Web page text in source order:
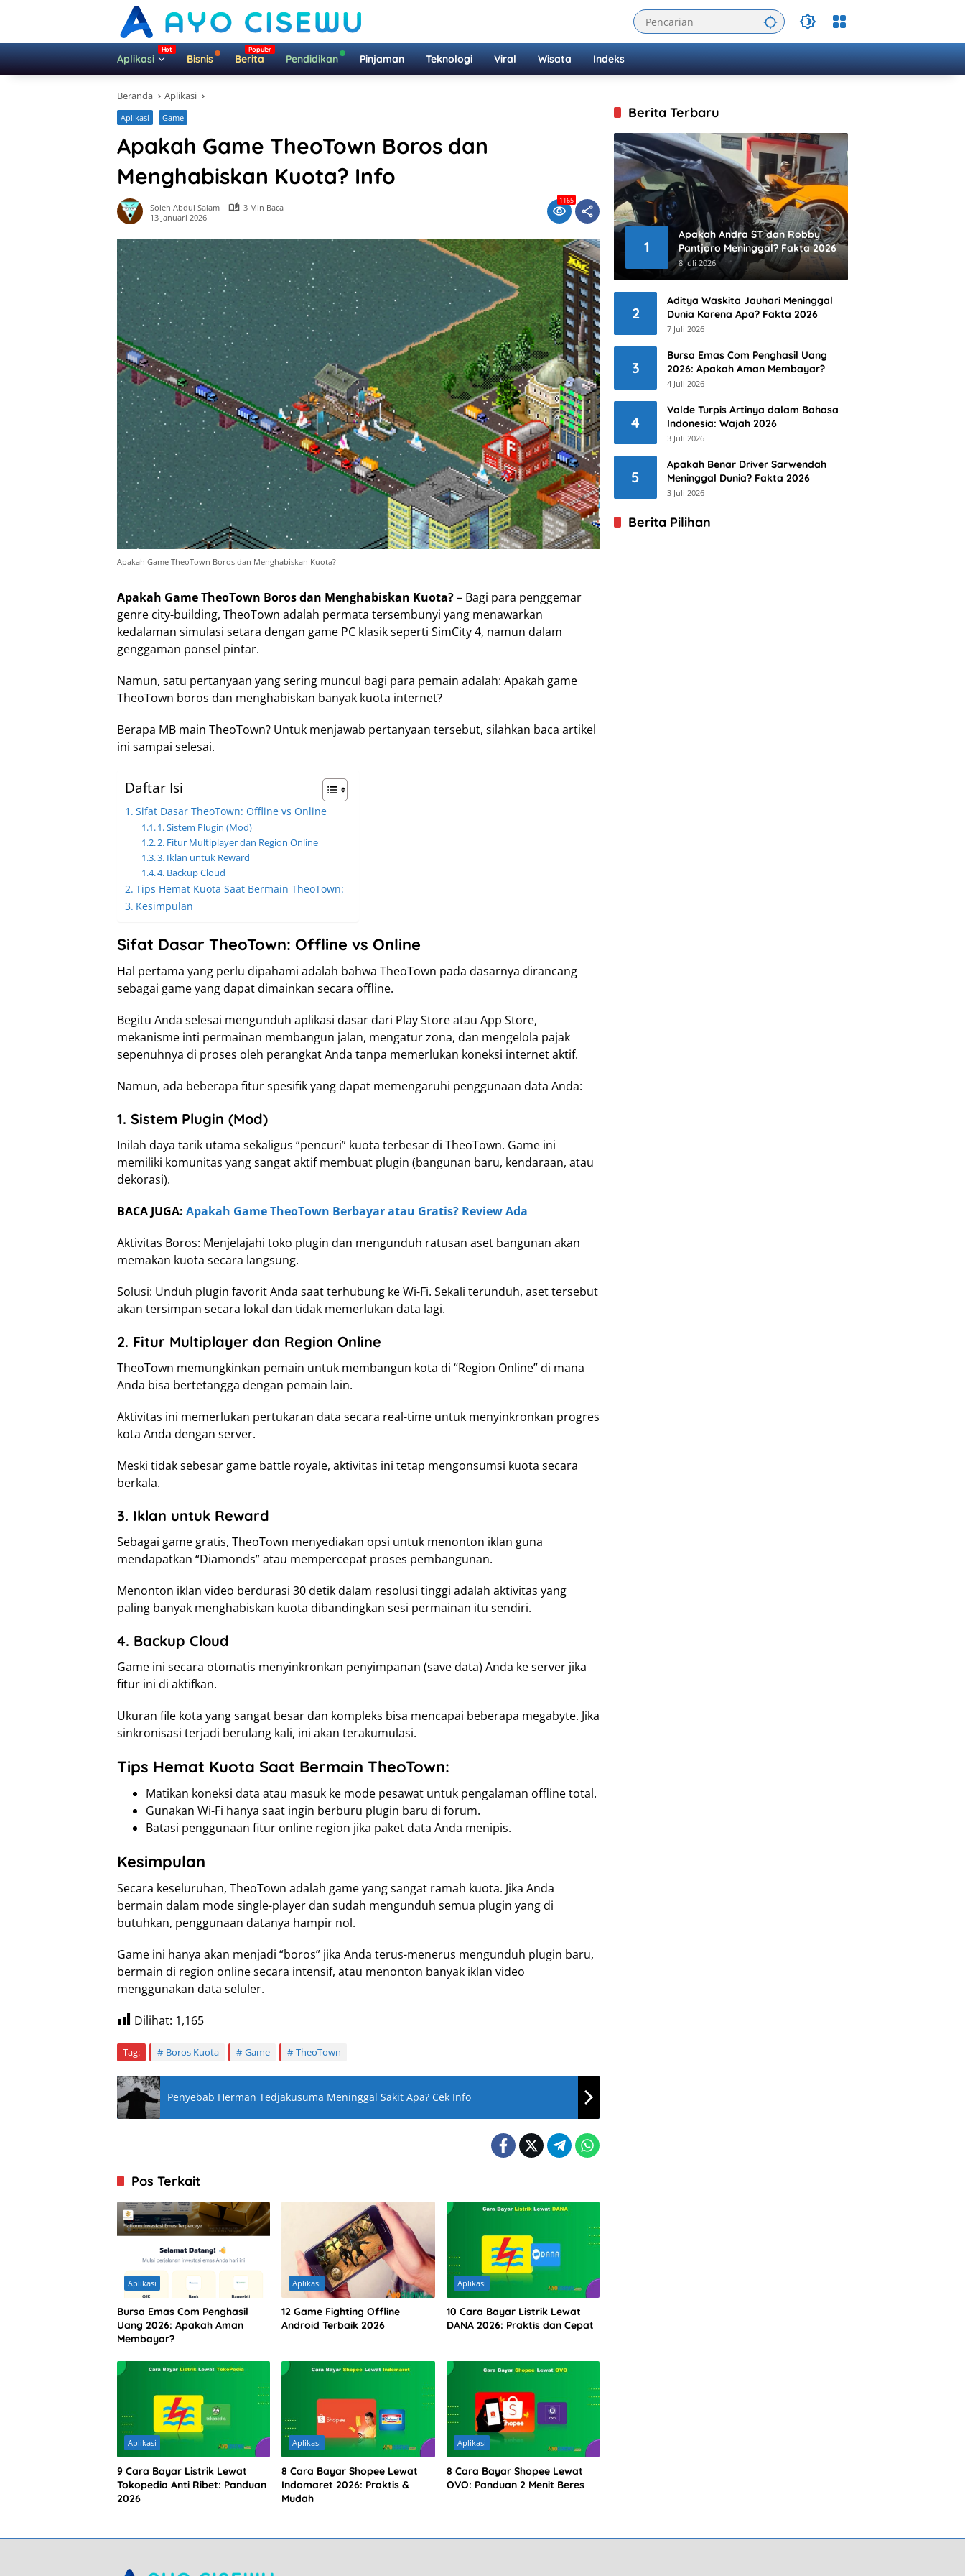
Aplikasi Bisnis Berita Pendidikan Pinjaman Teknologi Viral Wisata Indeks
Beranda Aplikasi
Aplikasi Game
Apakah Game TheoTown Boros dan
Menghabiskan Kuota? Info
Soleh Abdul Salam
3 Min Baca
13 Januari 2026
1165
Apakah Game TheoTown Boros dan Menghabiskan Kuota?
Apakah Game TheoTown Boros dan Menghabiskan Kuota?– Bagi para penggemar
genre city-building, TheoTown adalah permata tersembunyi yang menawarkan
kedalaman simulasi setara dengan game PC klasik seperti SimCity 4, namun dalam
genggaman ponsel pintar.
Namun, satu pertanyaan yang sering muncul bagi para pemain adalah: Apakah game
TheoTown boros dan menghabiskan banyak kuota internet?
Berapa MB main TheoTown? Untuk menjawab pertanyaan tersebut, silahkan baca artikel
ini sampai selesai.
Daftar Isi
Sifat Dasar TheoTown: Offline vs Online
1. Sistem Plugin (Mod)
2. Fitur Multiplayer dan Region Online
3. Iklan untuk Reward
4. Backup Cloud
Tips Hemat Kuota Saat Bermain TheoTown:
Kesimpulan
Sifat Dasar TheoTown: Offline vs Online
Hal pertama yang perlu dipahami adalah bahwa TheoTown pada dasarnya dirancang
sebagai game yang dapat dimainkan secara offline.
Begitu Anda selesai mengunduh aplikasi dasar dari Play Store atau App Store,
mekanisme inti permainan membangun jalan, mengatur zona, dan mengelola pajak
sepenuhnya di proses oleh perangkat Anda tanpa memerlukan koneksi internet aktif.
Namun, ada beberapa fitur spesifik yang dapat memengaruhi penggunaan data Anda:
1. Sistem Plugin (Mod)
Inilah daya tarik utama sekaligus “pencuri” kuota terbesar di TheoTown. Game ini
memiliki komunitas yang sangat aktif membuat plugin (bangunan baru, kendaraan, atau
dekorasi).
BACA JUGA: Apakah Game TheoTown Berbayar atau Gratis? Review Ada
Aktivitas Boros: Menjelajahi toko plugin dan mengunduh ratusan aset bangunan akan
memakan kuota secara langsung.
Solusi: Unduh plugin favorit Anda saat terhubung ke Wi-Fi. Sekali terunduh, aset tersebut
akan tersimpan secara lokal dan tidak memerlukan data lagi.
2. Fitur Multiplayer dan Region Online
TheoTown memungkinkan pemain untuk membangun kota di “Region Online” di mana
Anda bisa bertetangga dengan pemain lain.
Aktivitas ini memerlukan pertukaran data secara real-time untuk menyinkronkan progres
kota Anda dengan server.
Meski tidak sebesar game battle royale, aktivitas ini tetap mengonsumsi kuota secara
berkala.
3. Iklan untuk Reward
Sebagai game gratis, TheoTown menyediakan opsi untuk menonton iklan guna
mendapatkan “Diamonds” atau mempercepat proses pembangunan.
Menonton iklan video berdurasi 30 detik dalam resolusi tinggi adalah aktivitas yang
paling banyak menghabiskan kuota dibandingkan sesi permainan itu sendiri.
4. Backup Cloud
Game ini secara otomatis menyinkronkan penyimpanan (save data) Anda ke server jika
fitur ini di aktifkan.
Ukuran file kota yang sangat besar dan kompleks bisa mencapai beberapa megabyte. Jika
sinkronisasi terjadi berulang kali, ini akan terakumulasi.
Tips Hemat Kuota Saat Bermain TheoTown:
Matikan koneksi data atau masuk ke mode pesawat untuk pengalaman offline total.
Gunakan Wi-Fi hanya saat ingin berburu plugin baru di forum.
Batasi penggunaan fitur online region jika paket data Anda menipis.
Kesimpulan
Secara keseluruhan, TheoTown adalah game yang sangat ramah kuota. Jika Anda
bermain dalam mode single-player dan sudah mengunduh semua plugin yang di
butuhkan, penggunaan datanya hampir nol.
Game ini hanya akan menjadi “boros” jika Anda terus-menerus mengunduh plugin baru,
bermain di region online secara intensif, atau menonton banyak iklan video
menggunakan data seluler.
Dilihat: 1,165
Tag: Boros Kuota Game TheoTown
Penyebab Herman Tedjakusuma Meninggal Sakit Apa? Cek Info
Pos Terkait
Aplikasi
Bursa Emas Com Penghasil
Uang 2026: Apakah Aman
Membayar?
Aplikasi
12 Game Fighting Offline
Android Terbaik 2026
Aplikasi
10 Cara Bayar Listrik Lewat
DANA 2026: Praktis dan Cepat
Aplikasi
9 Cara Bayar Listrik Lewat
Tokopedia Anti Ribet: Panduan
2026
Aplikasi
8 Cara Bayar Shopee Lewat
Indomaret 2026: Praktis &
Mudah
Aplikasi
8 Cara Bayar Shopee Lewat
OVO: Panduan 2 Menit Beres
Berita Terbaru
1
Apakah Andra ST dan Robby
Pantjoro Meninggal? Fakta 2026
8 Juli 2026
2
Aditya Waskita Jauhari Meninggal
Dunia Karena Apa? Fakta 2026
7 Juli 2026
3
Bursa Emas Com Penghasil Uang
2026: Apakah Aman Membayar?
4 Juli 2026
4
Valde Turpis Artinya dalam Bahasa
Indonesia: Wajah 2026
3 Juli 2026
5
Apakah Benar Driver Sarwendah
Meninggal Dunia? Fakta 2026
3 Juli 2026
Berita Pilihan